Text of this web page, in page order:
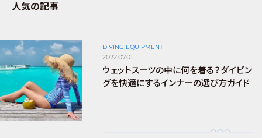
人気の記事
DIVING EQUIPMENT
2022.07.01
ウェットスーツの中に何を着る？ダイビン
グを快適にするインナーの選び方ガイド